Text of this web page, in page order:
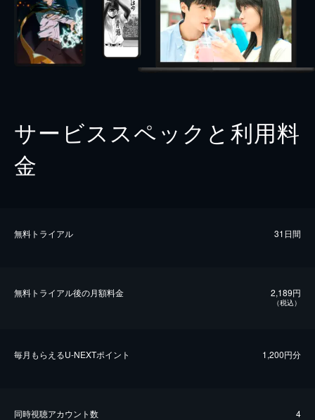
サービススペックと利用料
金
無料トライアル 31日間
無料トライアル後の⽉額料金 2,189円
（税込）
毎⽉もらえるU-NEXTポイント 1,200円分
同時視聴アカウント数 4